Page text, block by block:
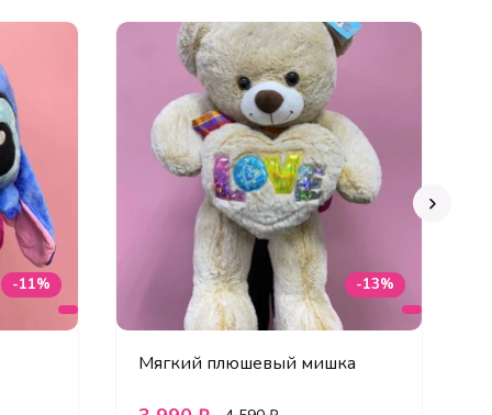
-11% -13%
Мягкий плюшевый мишка